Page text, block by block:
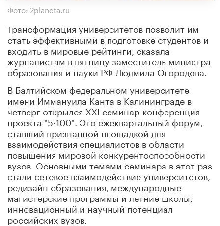
Фото: 2planeta.ru
Трансформация университетов позволит им
стать эффективными в подготовке студентов и
входить в мировые рейтинги, сказала
журналистам в пятницу заместитель министра
образования и науки РФ Людмила Огородова.
В Балтийском федеральном университете
имени Иммануила Канта в Калининграде в
четверг открылся XXI семинар-конференция
проекта "5-100". Это ежеквартальный форум,
ставший признанной площадкой для
взаимодействия специалистов в области
повышения мировой конкурентоспособности
вузов. Основными темами семинара в этот раз
стали сетевое взаимодействие университетов,
редизайн образования, международные
магистерские программы и летние школы,
инновационный и научный потенциал
российских вузов.